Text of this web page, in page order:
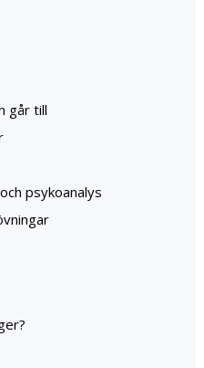
går till
psykoanalys